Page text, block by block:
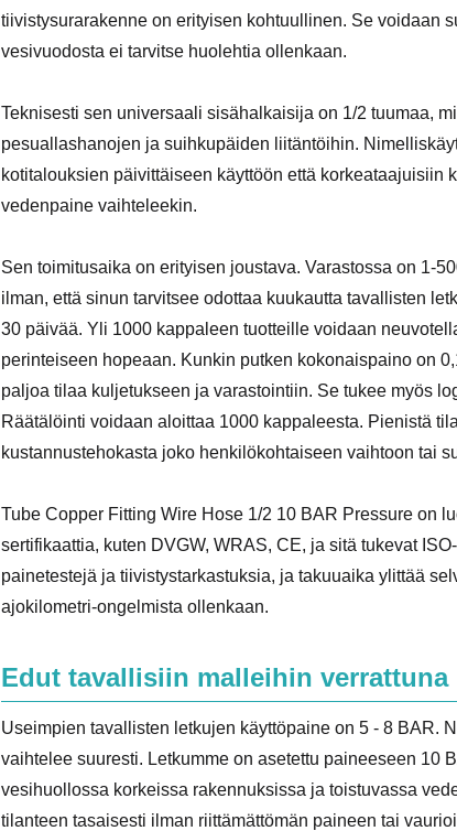
tiivistysurarakenne on erityisen kohtuullinen. Se voidaan
vesivuodosta ei tarvitse huolehtia ollenkaan.
Teknisesti sen universaali sisähalkaisija on 1/2 tuumaa,
pesuallashanojen ja suihkupäiden liitäntöihin.
kotitalouksien päivittäiseen käyttöön että
vedenpaine vaihteleekin.
Sen toimitusaika on erityisen joustava. Varastossa on 1-
ilman, että sinun tarvitsee odottaa kuukautta tavallisten
30 päivää. Yli 1000 kappaleen tuotteille voidaan
perinteiseen hopeaan. Kunkin putken kokonaispaino on
paljoa tilaa kuljetukseen ja varastointiin. Se tukee myös
Räätälöinti voidaan aloittaa 1000 kappaleesta. Pienistä
kustannustehokasta joko henkilökohtaiseen vaihtoon tai
Tube Copper Fitting Wire Hose 1/2 10 BAR Pressure on
sertifikaattia, kuten DVGW, WRAS, CE, ja sitä tukevat
painetestejä ja tiivistystarkastuksia, ja takuuaika ylittää
ajokilometri-ongelmista ollenkaan.
Edut tavallisiin malleihin verrattuna
Useimpien tavallisten letkujen käyttöpaine on 5 - 8 BAR.
vaihtelee suuresti. Letkumme on asetettu paineeseen 10
vesihuollossa korkeissa rakennuksissa ja toistuvassa
tilanteen tasaisesti ilman riittämättömän paineen tai